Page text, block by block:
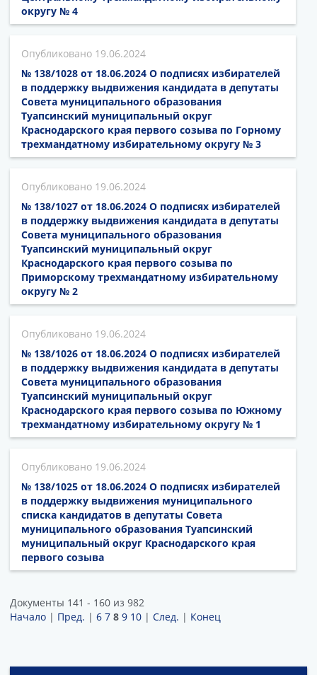
округу № 4
19.06.2024
№ 138/1028 от 18.06.2024 О подписях избирателей
в поддержку выдвижения кандидата в депутаты
Совета муниципального образования
Туапсинский муниципальный округ
Краснодарского края первого созыва по Горному
трехмандатному избирательному округу № 3
19.06.2024
№ 138/1027 от 18.06.2024 О подписях избирателей
в поддержку выдвижения кандидата в депутаты
Совета муниципального образования
Туапсинский муниципальный округ
Краснодарского края первого созыва по
Приморскому трехмандатному избирательному
округу № 2
19.06.2024
№ 138/1026 от 18.06.2024 О подписях избирателей
в поддержку выдвижения кандидата в депутаты
Совета муниципального образования
Туапсинский муниципальный округ
Краснодарского края первого созыва по Южному
трехмандатному избирательному округу № 1
19.06.2024
№ 138/1025 от 18.06.2024 О подписях избирателей
в поддержку выдвижения муниципального
списка кандидатов в депутаты Совета
муниципального образования Туапсинский
муниципальный округ Краснодарского края
первого созыва
Документы 141 - 160 из 982
Начало | Пред. | 6 7 8 9 10 | След. | Конец